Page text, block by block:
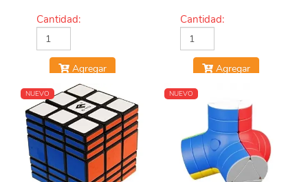
Cantidad:
Agregar
Cantidad:
Agregar
NUEVO NUEVO